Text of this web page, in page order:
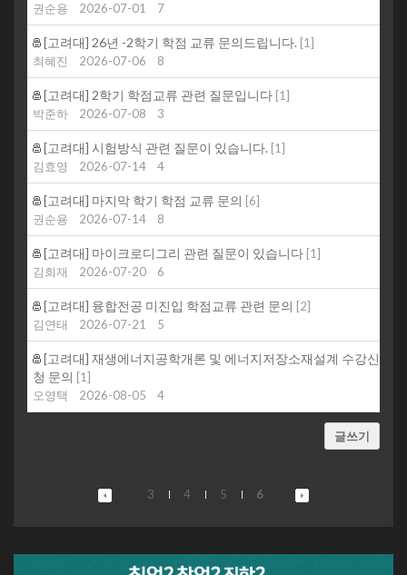
권순용
2026-07-01 7
[고려대] 26년 -2학기 학점 교류 문의드립니다. [1]
최혜진
2026-07-06 8
[고려대] 2학기 학점교류 관련 질문입니다 [1]
박준하
2026-07-08 3
[고려대] 시험방식 관련 질문이 있습니다. [1]
김효영
2026-07-14 4
[고려대] 마지막 학기 학점 교류 문의 [6]
권순용
2026-07-14 8
[고려대] 마이크로디그리 관련 질문이 있습니다 [1]
김희재
2026-07-20 6
[고려대] 융합전공 미진입 학점교류 관련 문의 [2]
김연태
2026-07-21 5
[고려대] 재생에너지공학개론 및 에너지저장소재설계 수강신
청 문의 [1]
오영택
2026-08-05 4
글쓰기
3 4 5 6